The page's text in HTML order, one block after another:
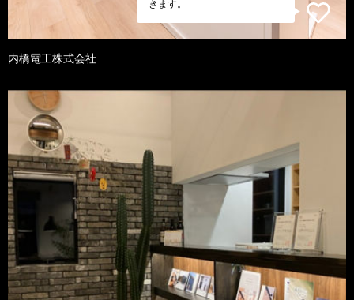
きます。
内橋電工株式会社